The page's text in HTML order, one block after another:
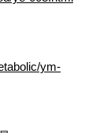
ym-